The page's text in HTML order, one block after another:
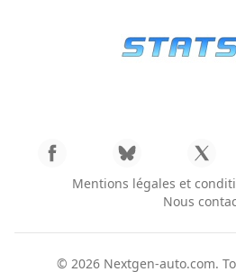
Mentions légales et
Nous
© 2026 Nextgen-auto.com.